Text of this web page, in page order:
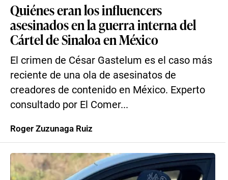
Quiénes eran los influencers
asesinados en la guerra interna del
Cártel de Sinaloa en México
El crimen de César Gastelum es el caso más
reciente de una ola de asesinatos de
creadores de contenido en México. Experto
consultado por El Comer...
Roger Zuzunaga Ruiz